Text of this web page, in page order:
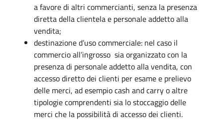
a favore di altri commercianti, senza la presenza
diretta della clientela e personale addetto alla
vendita;
destinazione d’uso commerciale: nel caso il
commercio all’ingrosso sia organizzato con la
presenza di personale addetto alla vendita, con
accesso diretto dei clienti per esame e prelievo
delle merci, ad esempio cash and carry o altre
tipologie comprendenti sia lo stoccaggio delle
merci che la possibilità di accesso dei clienti.